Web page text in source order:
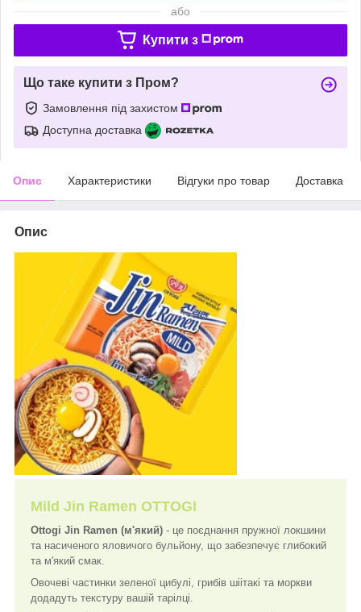
або
Купити з
Що таке купити з Пром?
Замовлення під захистом
Доступна доставка
Опис Характеристики Відгуки про товар Доставка
Опис
Mild Jin Ramen OTTOGI
Ottogi Jin Ramen (м'який) - це поєднання пружної локшини
та насиченого яловичого бульйону, що забезпечує глибокий
та м'який смак.
Овочеві частинки зеленої цибулі, грибів шіітакі та моркви
додадуть текстуру вашій тарілці.